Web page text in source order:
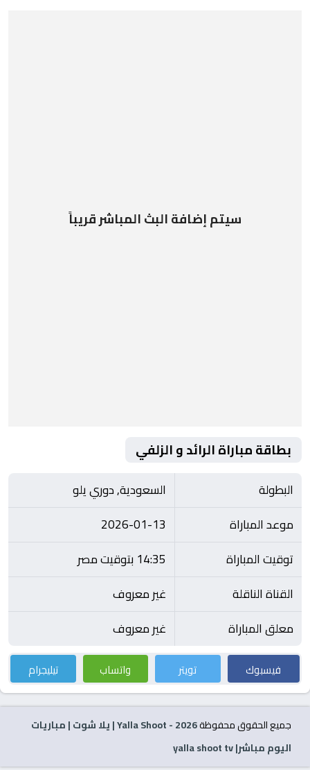
سيتم إضافة البث المباشر قريباً
بطاقة مباراة الرائد و الزلفي
البطولة
السعودية, دوري يلو
موعد المباراة
2026-01-13
توقيت المباراة
14:35 بتوقيت مصر
القناة الناقلة
غير معروف
معلق المباراة
غير معروف
فيسبوك تويتر واتساب تيليجرام
جميع الحقوق محفوظة2026
- Yalla Shoot | يلا شوت | مباريات
اليوم مباشر| yalla shoot tv